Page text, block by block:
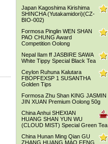
Japan Kagoshima Kirishima
SHINCHA (Yutakamidori)(CZ-
BIO-002)
Formosa Pinglin WEN SHAN
PAO CHUNG Award
Competition Oolong
Nepal Ilam ff JASBIRE SAWA
White Tippy Special Black Tea
Ceylon Ruhuna Kalutara
FBOPFEXSP 1 SUSANTHA
Golden Tips
Formosa Zhu Shan KING JASMIN
JIN XUAN Premium Oolong 50g
China Anhui SHEXIAN
HUANG SHAN YUN WU
(CLOUD MIST) Special Green Tea
China Hunan Ming Qian GU
ZHANG HUANG MAO FENG